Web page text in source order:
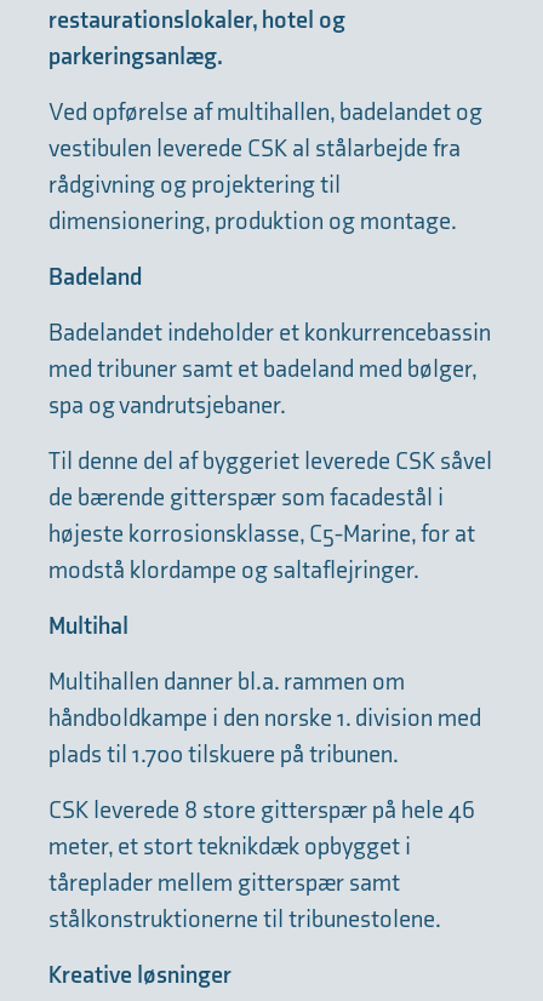
restaurationslokaler, hotel og
parkeringsanlæg.
Ved opførelse af multihallen, badelandet og
vestibulen leverede CSK al stålarbejde fra
rådgivning og projektering til
dimensionering, produktion og montage.
Badeland
Badelandet indeholder et konkurrencebassin
med tribuner samt et badeland med bølger,
spa og vandrutsjebaner.
Til denne del af byggeriet leverede CSK såvel
de bærende gitterspær som facadestål i
højeste korrosionsklasse, C5-Marine, for at
modstå klordampe og saltaflejringer.
Multihal
Multihallen danner bl.a. rammen om
håndboldkampe i den norske 1. division med
plads til 1.700 tilskuere på tribunen.
CSK leverede 8 store gitterspær på hele 46
meter, et stort teknikdæk opbygget i
tåreplader mellem gitterspær samt
stålkonstruktionerne til tribunestolene.
Kreative løsninger